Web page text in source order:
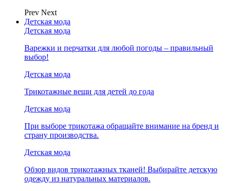
Prev Next
Детская мода
Детская мода
Варежки и перчатки для любой погоды – правильный
выбор!
Детская мода
Трикотажные вещи для детей до года
Детская мода
При выборе трикотажа обращайте внимание на бренд и
страну производства.
Детская мода
Обзор видов трикотажных тканей! Выбирайте детскую
одежду из натуральных материалов.